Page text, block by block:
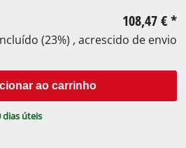
108,47 €*
(23%) , acrescido de envio
ao carrinho
dias úteis